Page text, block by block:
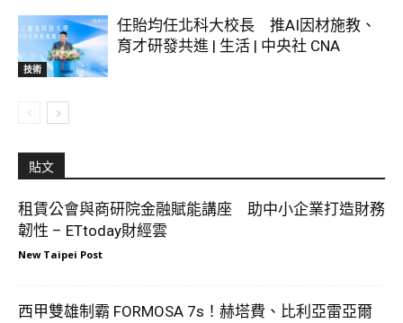
技術
任貽均任北科大校長 推AI因材施教、
育才研發共進 | 生活 | 中央社 CNA
貼文
租賃公會與商研院金融賦能講座 助中小企業打造財務
韌性 – ETtoday財經雲
New Taipei Post
西甲雙雄制霸 FORMOSA 7s！赫塔費、比利亞雷亞爾